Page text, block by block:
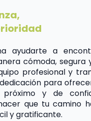
ayudarte a
cómoda, segura
profesional y
para
y de
que tu camino
y gratificante.